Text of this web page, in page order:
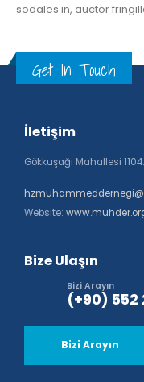
sodales in, auctor
Get In Touch
İletişim
Gökkuşağı Mahallesi
Website:
Bize Ulaşın
Bizi Arayın
(+90) 552
Bizi Arayın